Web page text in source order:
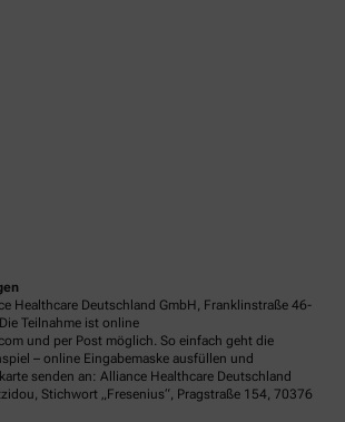
Healthcare Deutschland GmbH, Franklinstraße 46-
Teilnahme ist online
und per Post möglich. So einfach geht die
– online Eingabemaske ausfüllen und
senden an: Alliance Healthcare Deutschland
Stichwort „Fresenius“, Pragstraße 154, 70376